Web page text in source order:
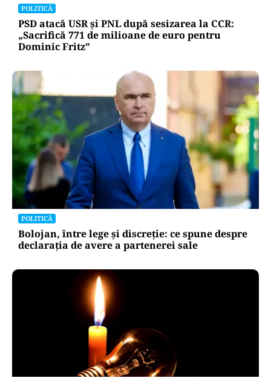
POLITICĂ
PSD atacă USR și PNL după sesizarea la CCR:
„Sacrifică 771 de milioane de euro pentru
Dominic Fritz”
POLITICĂ
Bolojan, între lege și discreție: ce spune despre
declarația de avere a partenerei sale